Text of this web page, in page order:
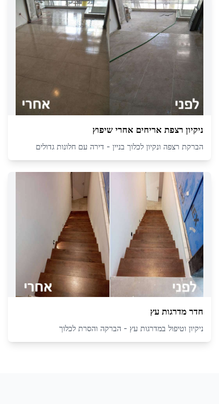
ניקיון רצפת אריחים אחרי שיפוץ
הברקת רצפה ונקיון לכלוך בניין - דירה עם חלונות גדולים
חדר מדרגות עץ
ניקיון וטיפול במדרגות עץ - הברקה והסרת לכלוך